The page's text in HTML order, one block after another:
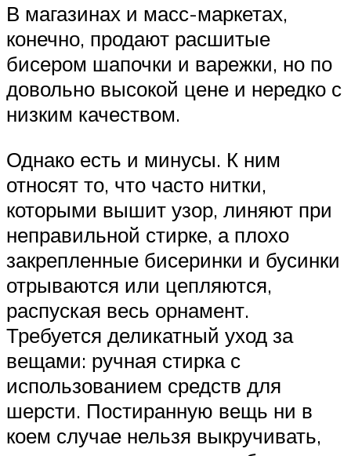
В магазинах и масс-маркетах,
конечно, продают расшитые
бисером шапочки и варежки, но по
довольно высокой цене и нередко с
низким качеством.
Однако есть и минусы. К ним
относят то, что часто нитки,
которыми вышит узор, линяют при
неправильной стирке, а плохо
закрепленные бисеринки и бусинки
отрываются или цепляются,
распуская весь орнамент.
Требуется деликатный уход за
вещами: ручная стирка с
использованием средств для
шерсти. Постиранную вещь ни в
коем случае нельзя выкручивать,